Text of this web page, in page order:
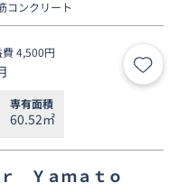
コンクリート
4,500円
お気
専有面積
60.52㎡
Ｙａｍａｔｏ